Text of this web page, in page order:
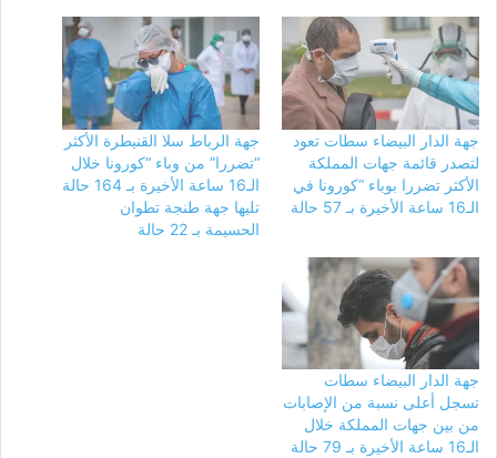
جهة الدار البيضاء سطات تعود
لتصدر قائمة جهات المملكة
الأكثر تضررا بوباء “كورونا في
الـ16 ساعة الأخيرة بـ 57 حالة
جهة الرباط سلا القنيطرة الأكثر
“تضررا” من وباء “كورونا خلال
الـ16 ساعة الأخيرة بـ 164 حالة
تليها جهة طنجة تطوان
الحسيمة بـ 22 حالة
جهة الدار البيضاء سطات
تسجل أعلى نسبة من الإصابات
من بين جهات المملكة خلال
الـ16 ساعة الأخيرة بـ 79 حالة